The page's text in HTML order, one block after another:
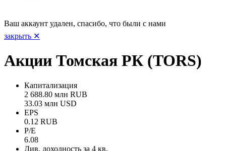
Ваш аккаунт удален, спасибо, что были с нами
закрыть ✕
Акции Томская РК (TORS)
Капитализация
2 688.80 млн RUB
33.03 млн USD
EPS
0.12 RUB
P/E
6.08
Див. доходность за 4 кв.